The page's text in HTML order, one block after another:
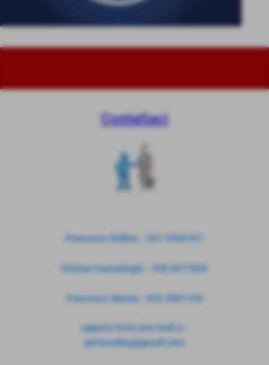
Contattaci
Francesco Ruffino - 331 9966767
Cristian Camarlinghi - 338 6677836
Francesco Maraia - 345 5801100
oppure invia una mail a :
perlavolley@gmail.com